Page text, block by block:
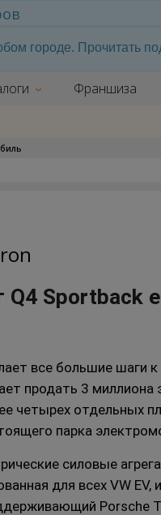
городе. Прочитать
Франшиза
Sportback
все большие шаги
продать 3
четырех отдельных
парка
силовые
для всех VW
Porsche